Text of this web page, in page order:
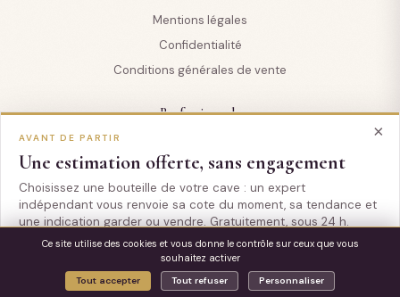
Mentions légales
Confidentialité
Conditions générales de vente
Professionnels
Pour les assureurs
Pour les notaires
Pour les conseils en gestion de patrimoine
Pour les cabinets de cession (CHR)
© 2026 estimationcave.com
×
AVANT DE PARTIR
Une estimation offerte, sans engagement
Choisissez une bouteille de votre cave : un expert
indépendant vous renvoie sa cote du moment, sa tendance et
une indication garder ou vendre. Gratuitement, sous 24 h.
Estimer une bouteille gratuitement
Ce site utilise des cookies et vous donne le contrôle sur ceux que vous
souhaitez activer
Tout accepter Tout refuser Personnaliser